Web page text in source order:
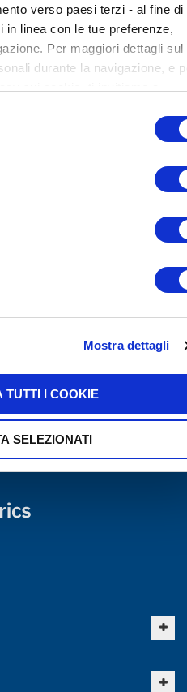
verso paesi terzi - al fine di
linea con le tue preferenze,
Per maggiori dettagli sul
durante la navigazione, e
senza alcuna
tutti i cookie” presti il tuo
potrai revocare in ogni
Mostra dettagli
TUTTI I COOKIE
SELEZIONATI
olmak için